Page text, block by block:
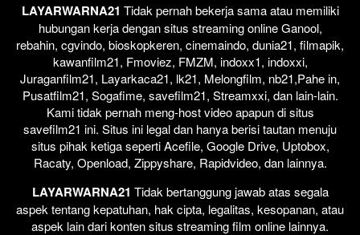
LAYARWARNA21 Tidak pernah bekerja sama atau memiliki
hubungan kerja dengan situs streaming online Ganool,
rebahin, cgvindo, bioskopkeren, cinemaindo, dunia21, filmapik,
kawanfilm21, Fmoviez, FMZM, indoxx1, indoxxi,
Juraganfilm21, Layarkaca21, lk21, Melongfilm, nb21,Pahe in,
Pusatfilm21, Sogafime, savefilm21, Streamxxi, dan lain-lain.
Kami tidak pernah meng-host video apapun di situs
savefilm21 ini. Situs ini legal dan hanya berisi tautan menuju
situs pihak ketiga seperti Acefile, Google Drive, Uptobox,
Racaty, Openload, Zippyshare, Rapidvideo, dan lainnya.
LAYARWARNA21 Tidak bertanggung jawab atas segala
aspek tentang kepatuhan, hak cipta, legalitas, kesopanan, atau
aspek lain dari konten situs streaming film online lainnya.